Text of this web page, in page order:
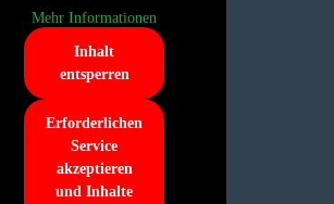
Mehr Informationen
Inhalt
entsperren
Erforderlichen
Service
akzeptieren
und Inhalte